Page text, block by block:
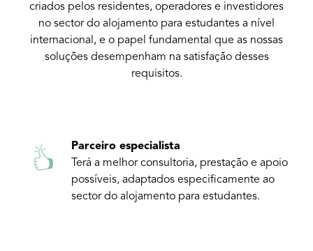
criados pelos residentes, operadores e investidores
no sector do alojamento para estudantes a nível
internacional, e o papel fundamental que as nossas
soluções desempenham na satisfação desses
requisitos.
Parceiro especialista
Terá a melhor consultoria, prestação e apoio
possíveis, adaptados especificamente ao
sector do alojamento para estudantes.